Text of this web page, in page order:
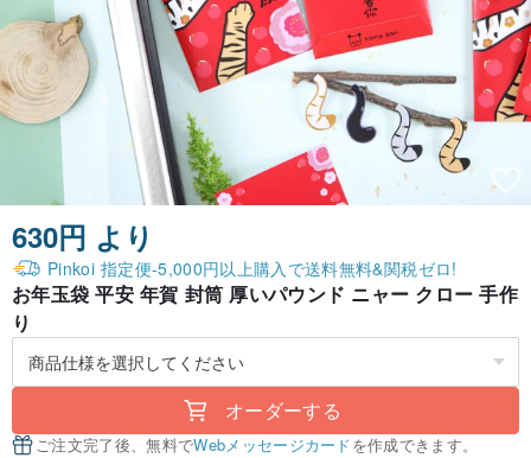
630円 より
Pinkoi 指定便-5,000円以上購入で送料無料&関税ゼロ!
お年玉袋 平安 年賀 封筒 厚いパウンド ニャー クロー 手作
り
オーダーする
ご注文完了後、無料でWebメッセージカードを作成できます。